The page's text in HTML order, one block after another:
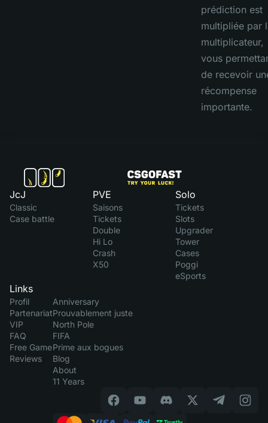
prédiction est
multipliée par
multiplicateur,
vous
de recevoir
récompense
importante.
JcJ
Classic
Case battle
PVE
Saisons
Tickets
Double
Hi Lo
Crash
X50
Solo
Tickets
Slots
Upgrader
Tower
Cases
Poggi
eSports
Links
Profil
Partenariat
VIP
FAQ
Free Game
Reviews
Anniversary
Prouvablement juste
North Pole
FIFA
Prime aux bogues
Blog
About
11 Years